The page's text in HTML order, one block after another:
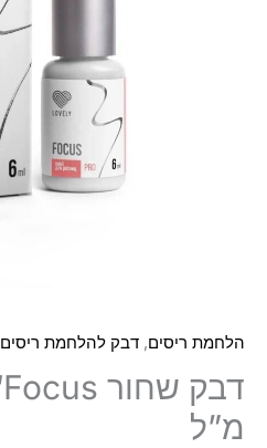
הלחמת ריסים, דבק להלחמת ריסים
מ”ל